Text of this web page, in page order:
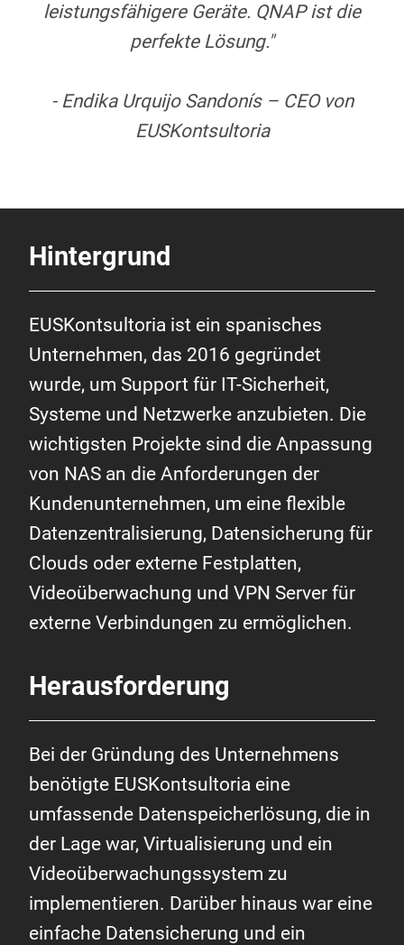
leistungsfähigere Geräte. QNAP ist die
perfekte Lösung."
- Endika Urquijo Sandonís – CEO von
EUSKontsultoria
Hintergrund
EUSKontsultoria ist ein spanisches
Unternehmen, das 2016 gegründet
wurde, um Support für IT-Sicherheit,
Systeme und Netzwerke anzubieten. Die
wichtigsten Projekte sind die Anpassung
von NAS an die Anforderungen der
Kundenunternehmen, um eine flexible
Datenzentralisierung, Datensicherung für
Clouds oder externe Festplatten,
Videoüberwachung und VPN Server für
externe Verbindungen zu ermöglichen.
Herausforderung
Bei der Gründung des Unternehmens
benötigte EUSKontsultoria eine
umfassende Datenspeicherlösung, die in
der Lage war, Virtualisierung und ein
Videoüberwachungssystem zu
implementieren. Darüber hinaus war eine
einfache Datensicherung und ein